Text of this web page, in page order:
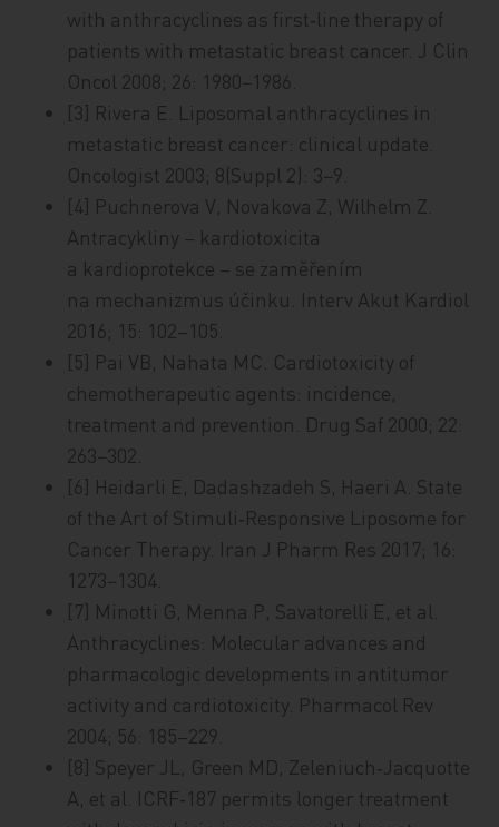
with anthracyclines as first‑line therapy of
patients with metastatic breast cancer. J Clin
Oncol 2008; 26: 1980−1986.
[3] Rivera E. Liposomal anthracyclines in
metastatic breast cancer: clinical update.
Oncologist 2003; 8(Suppl 2): 3−9.
[4] Puchnerova V, Novakova Z, Wilhelm Z.
Antracykliny – kardiotoxicita
a kardioprotekce – se zaměřením
na mechanizmus účinku. Interv Akut Kardiol
2016; 15: 102–105.
[5] Pai VB, Nahata MC. Cardiotoxicity of
chemotherapeutic agents: incidence,
treatment and prevention. Drug Saf 2000; 22:
263−302.
[6] Heidarli E, Dadashzadeh S, Haeri A. State
of the Art of Stimuli‑Responsive Liposome for
Cancer Therapy. Iran J Pharm Res 2017; 16:
1273−1304.
[7] Minotti G, Menna P, Savatorelli E, et al.
Anthracyclines: Molecular advances and
pharmacologic developments in antitumor
activity and cardiotoxicity. Pharmacol Rev
2004; 56: 185–229.
[8] Speyer JL, Green MD, Zeleniuch‑Jacquotte
A, et al. ICRF‑187 permits longer treatment